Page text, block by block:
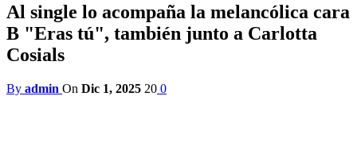
Al single lo acompaña la melancólica cara
B "Eras tú", también junto a Carlotta
Cosials
By admin On Dic 1, 2025 20 0